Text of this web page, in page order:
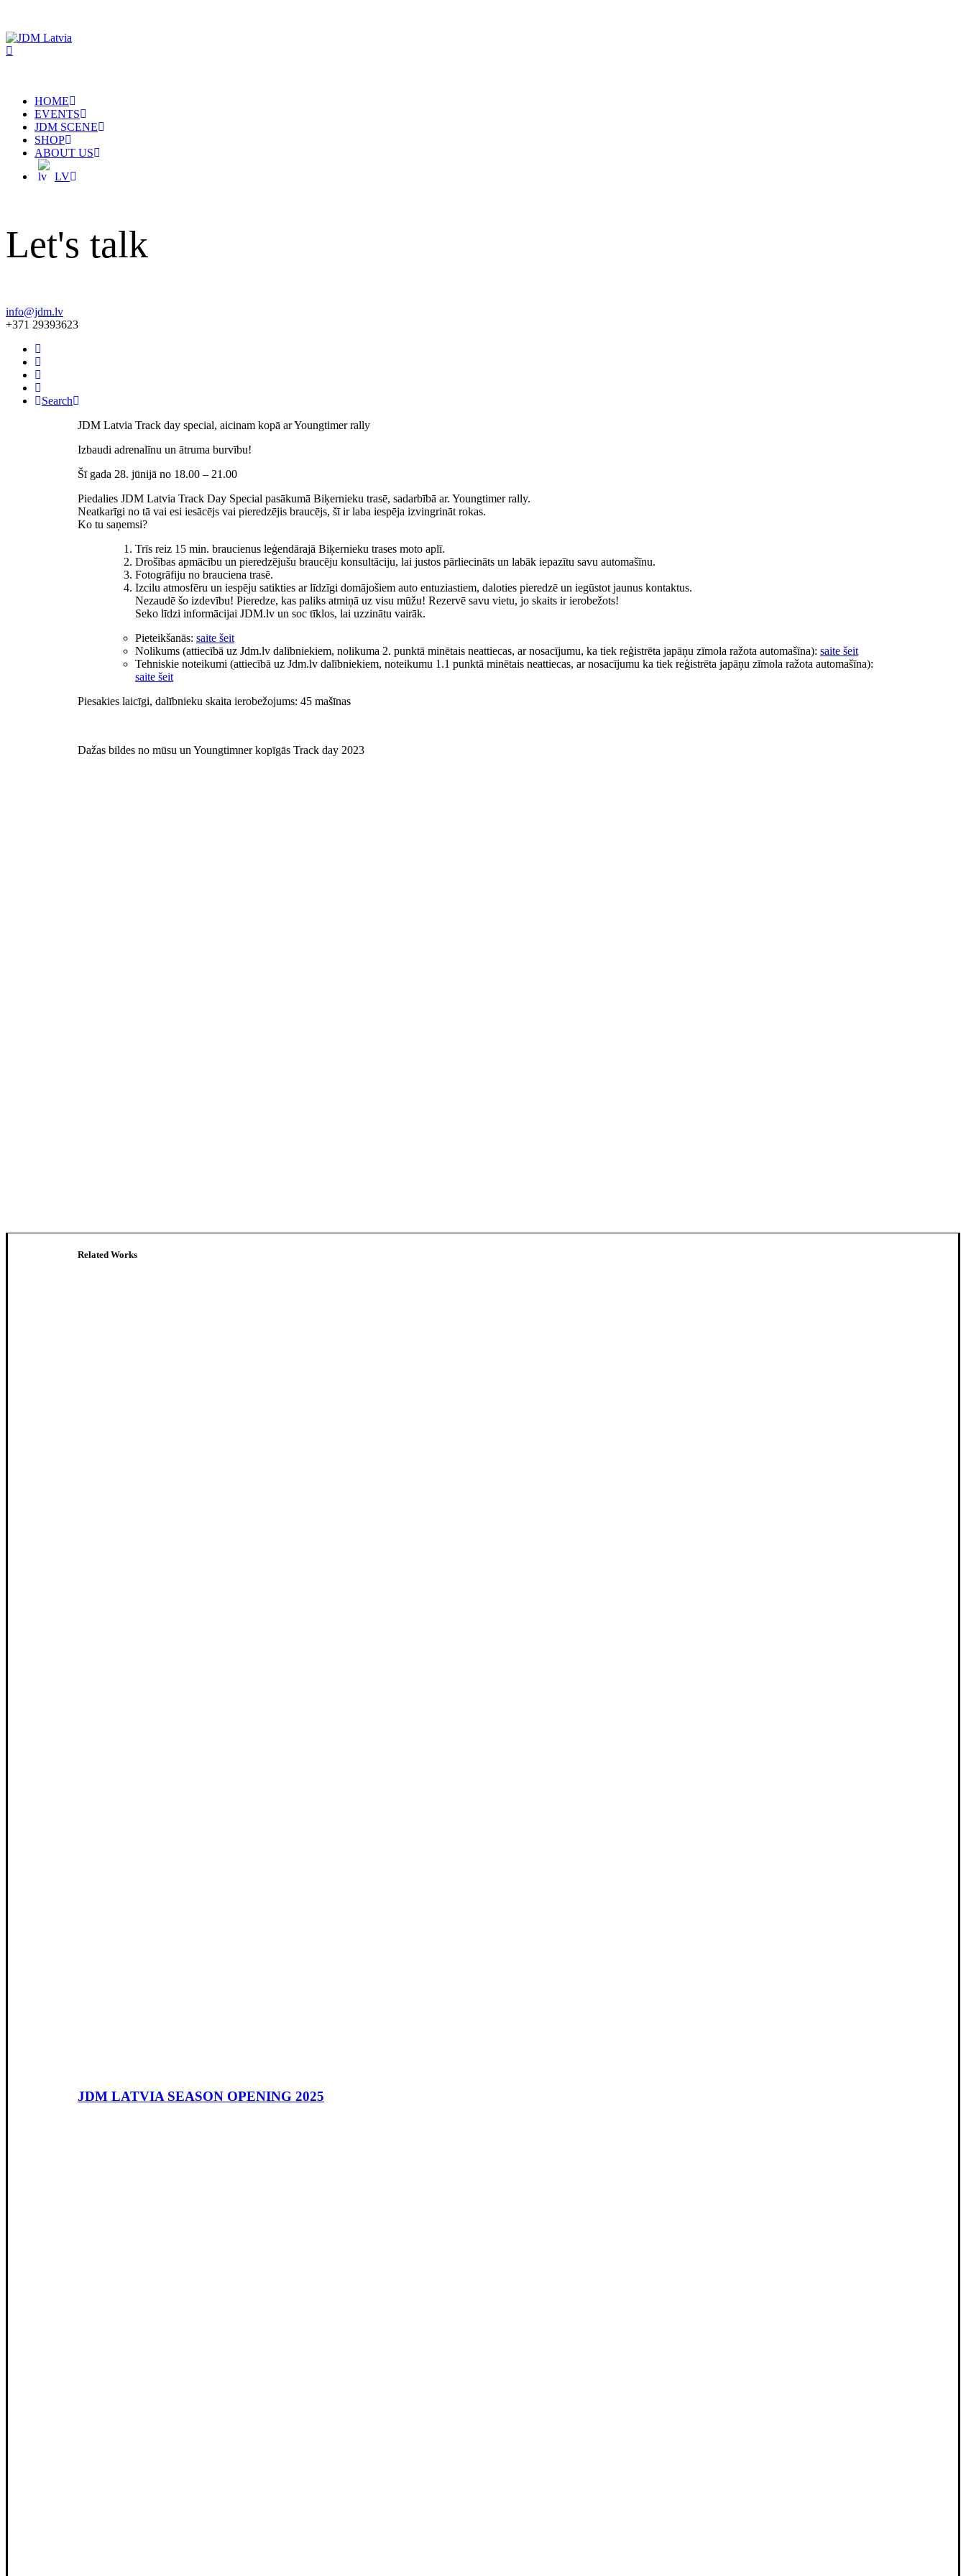
HOME
EVENTS
JDM SCENE
SHOP
ABOUT US
LV
Let's talk
info@jdm.lv
+371 29393623
Search
JDM Latvia Track day special, aicinam kopā ar Youngtimer rally
Izbaudi adrenalīnu un ātruma burvību!
Šī gada 28. jūnijā no 18.00 – 21.00
Piedalies JDM Latvia Track Day Special pasākumā Biķernieku trasē, sadarbībā ar. Youngtimer rally.
Neatkarīgi no tā vai esi iesācējs vai pieredzējis braucējs, šī ir laba iespēja izvingrināt rokas.
Ko tu saņemsi?
Trīs reiz 15 min. braucienus leģendārajā Biķernieku trases moto aplī.
Drošības apmācību un pieredzējušu braucēju konsultāciju, lai justos pārliecināts un labāk iepazītu savu automašīnu.
Fotogrāfiju no brauciena trasē.
Izcilu atmosfēru un iespēju satikties ar līdzīgi domājošiem auto entuziastiem, daloties pieredzē un iegūstot jaunus kontaktus.
Nezaudē šo izdevību! Pieredze, kas paliks atmiņā uz visu mūžu! Rezervē savu vietu, jo skaits ir ierobežots!
Seko līdzi informācijai JDM.lv un soc tīklos, lai uzzinātu vairāk.
Pieteikšanās: saite šeit
Nolikums (attiecībā uz Jdm.lv dalībniekiem, nolikuma 2. punktā minētais neattiecas, ar nosacījumu, ka tiek reģistrēta japāņu zīmola ražota automašīna): saite šeit
Tehniskie noteikumi (attiecībā uz Jdm.lv dalībniekiem, noteikumu 1.1 punktā minētais neattiecas, ar nosacījumu ka tiek reģistrēta japāņu zīmola ražota automašīna):
saite šeit
Piesakies laicīgi, dalībnieku skaita ierobežojums: 45 mašīnas
Dažas bildes no mūsu un Youngtimner kopīgās Track day 2023
Related Works
JDM LATVIA SEASON OPENING 2025